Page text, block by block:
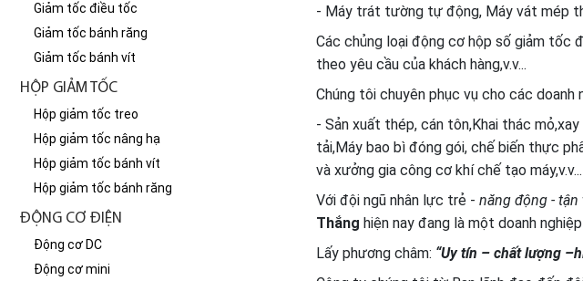
Giảm tốc điều tốc
Giảm tốc bánh răng
Giảm tốc bánh vít
HỘP GIẢM TỐC
Hộp giảm tốc treo
Hộp giảm tốc nâng hạ
Hộp giảm tốc bánh vít
Hộp giảm tốc bánh răng
ĐỘNG CƠ ĐIỆN
Động cơ DC
Động cơ mini
- Máy trát tường tự động, Máy vát mép
Các chủng loại động cơ hộp số giảm tốc
theo yêu cầu của khách hàng,v.v...
Chúng tôi chuyên phục vụ cho các doanh
- Sản xuất thép, cán tôn,Khai thác
tải,Máy bao bì đóng gói, chế biến thực
và xưởng gia công cơ khí chế tạo máy,v.v...
Với đội ngũ nhân lực trẻ - năng động - tận
Thắng hiện nay đang là một doanh
Lấy phương châm: “Uy tín – chất lượng